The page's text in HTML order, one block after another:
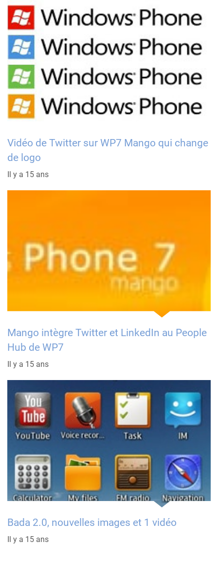
Vidéo de Twitter sur WP7 Mango qui change
de logo
Il y a 15 ans
Mango intègre Twitter et LinkedIn au People
Hub de WP7
Il y a 15 ans
Bada 2.0, nouvelles images et 1 vidéo
Il y a 15 ans